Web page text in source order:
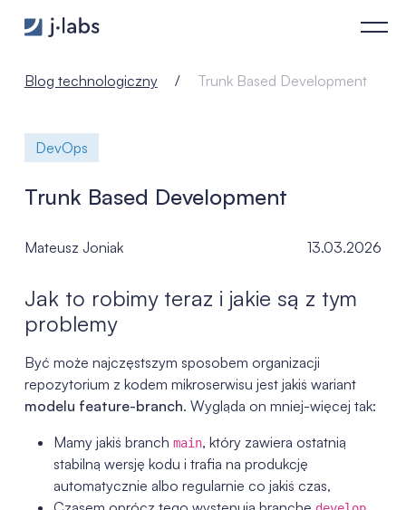
Trunk Based Development - j‑labs software specialists
Blog technologiczny Trunk Based Development
DevOps
Trunk Based Development
Mateusz Joniak 13.03.2026
Jak to robimy teraz i jakie są z tym
problemy
Być może najczęstszym sposobem organizacji
repozytorium z kodem mikroserwisu jest jakiś wariant
modelu feature-branch. Wygląda on mniej-więcej tak:
Mamy jakiś branch main, który zawiera ostatnią
stabilną wersję kodu i trafia na produkcję
automatycznie albo regularnie co jakiś czas,